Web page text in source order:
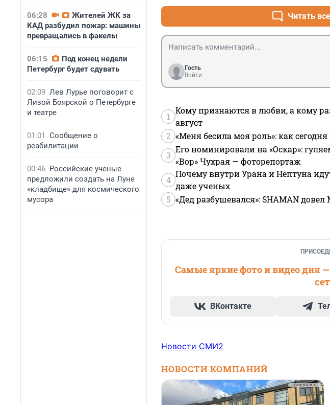
06:28
Жителей ЖК за
КАД разбудил пожар: машины
превращались в факелы
06:15
Под конец недели
Петербург будет сдувать
02:09 Лев Лурье поговорит с
Лизой Боярской о Петербурге
и театре
01:01 Сообщение о
реабилитации
00:46 Российские ученые
предложили создать на Луне
«кладбище» для космического
мусора
Читать
Гость
Войти
1
Кому признаются в любви, а кому
август
2 «Меня бесила моя роль»: как
3
Его номинировали на «Оскар»:
«Вор» Чухрая — фоторепортаж
4
Почему внутри Урана и Нептуна
даже ученых
5 «Дед разбушевался»: SHAMAN
Самые яркие фото и видео дня
ВКонтакте
Новости СМИ2
НОВОСТИ КОМПАНИЙ